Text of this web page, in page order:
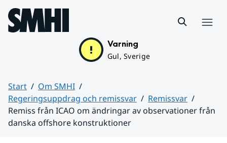
Hoppa till sidans innehåll
Varning
Gul, Sverige
Start
Om SMHI
Regeringsuppdrag och remissvar
Remissvar
Remiss från ICAO om ändringar av observationer från
danska offshore konstruktioner